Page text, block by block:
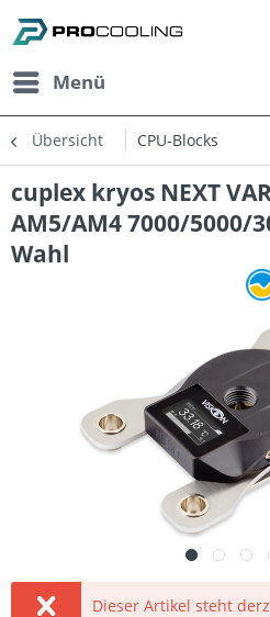
Menü
Übersicht CPU-Blocks
cuplex kryos NEXT
AM5/AM4 7000/5000/
Wahl
Dieser Artikel steht